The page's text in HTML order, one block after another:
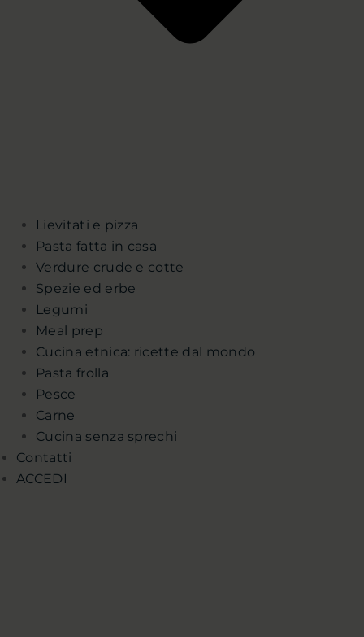
Lievitati e pizza
Pasta fatta in casa
Verdure crude e cotte
Spezie ed erbe
Legumi
Meal prep
Cucina etnica: ricette dal mondo
Pasta frolla
Pesce
Carne
Cucina senza sprechi
Contatti
ACCEDI